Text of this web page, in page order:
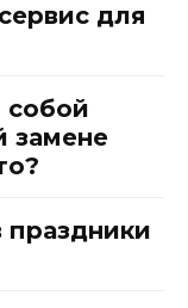
для
собой
замене
праздники